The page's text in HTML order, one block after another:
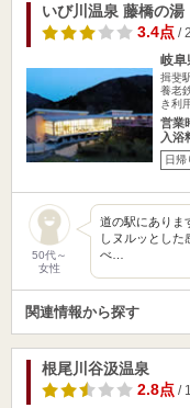
いび川温泉 藤橋の湯
3.4点/
岐阜
揖斐
養老
き利
営業
入浴
日帰
50代～
女性
道の駅にありま
しヌルッとした
べ…
関連情報から探す
根尾川谷汲温泉
2.8点/